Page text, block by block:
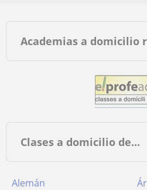
Academias a domicilio
Clases a domicilio de...
Alemán